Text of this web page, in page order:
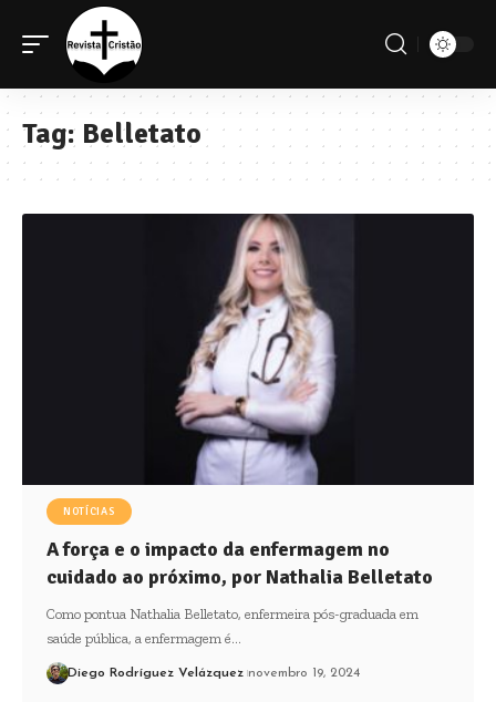
Tag: Belletato
NOTÍCIAS
A força e o impacto da enfermagem no
cuidado ao próximo, por Nathalia Belletato
Como pontua Nathalia Belletato, enfermeira pós-graduada em
saúde pública, a enfermagem é…
Diego Rodríguez Velázquez novembro 19, 2024